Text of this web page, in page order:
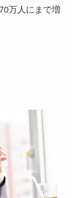
万人にまで増